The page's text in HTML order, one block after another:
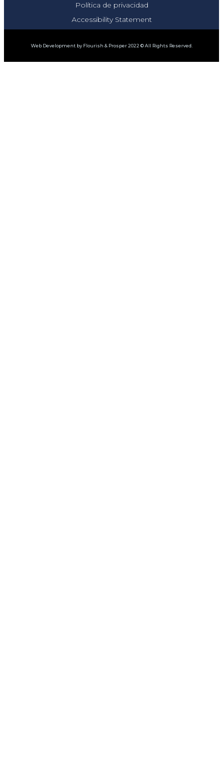
Política de privacidad
Accessibility Statement
Web Development by Flourish & Prosper 2022 © All Rights Reserved.